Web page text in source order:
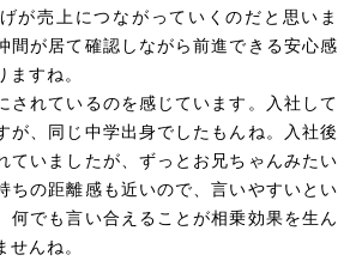
が売上につながっていくのだと思いま
間が居て確認しながら前進できる安心感
ますね。
されているのを感じています。入社して
が、同じ中学出身でしたもんね。入社後
ていましたが、ずっとお兄ちゃんみたい
ちの距離感も近いので、言いやすいとい
何でも言い合えることが相乗効果を生ん
せんね。